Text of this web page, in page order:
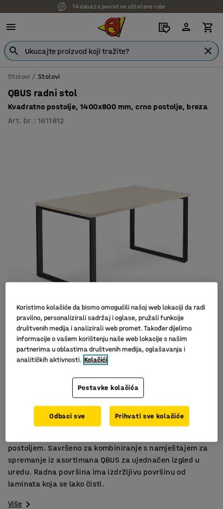
7 godina garancije
Stolovi Stolovi
QBUS radni stol
Kvadratno postolje, 1400x800 mm, crno postolje, breza
Art. br. :1611812
Izdržljiv laminat
Ravna ploča stola
postoljem. Savršeno za kombiniranje s namještajem za
spremanje iz asortimana QBUS za ujednačen izgled u
uredu. Radna površina ima izdržljivu površinu od
laminata koja se lako čisti.
Više
Koristimo kolačiće da bismo omogućili našoj web lokaciji da radi
pravilno, personalizirali sadržaj i oglase, pružali funkcije
društvenih medija i analizirali web promet. Također dijelimo
informacije o vašem korištenju naše web lokacije s našim
partnerima u oblastima društvenih medija, oglašavanja i
analitičkih aktivnosti. Kolačići
Postavke kolačića
Odbaci sve Prihvati sve kolačiće